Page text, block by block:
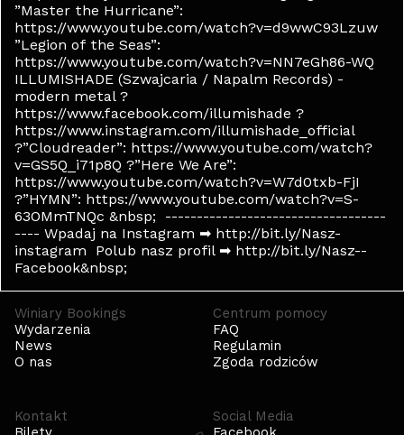
”Master the Hurricane”:
https://www.youtube.com/watch?v=d9wwC93Lzuw
”Legion of the Seas”:
https://www.youtube.com/watch?v=NN7eGh86-WQ
ILLUMISHADE (Szwajcaria / Napalm Records) -
modern metal ?
https://www.facebook.com/illumishade ?
https://www.instagram.com/illumishade_official
?”Cloudreader”: https://www.youtube.com/watch?
v=GS5Q_i71p8Q ?”Here We Are”:
https://www.youtube.com/watch?v=W7d0txb-FjI
?”HYMN”: https://www.youtube.com/watch?v=S-
63OMmTNQc &nbsp; -----------------------------------
---- Wpadaj na Instagram ➡ http://bit.ly/Nasz-
instagram Polub nasz profil ➡ http://bit.ly/Nasz--
Facebook&nbsp;
Winiary Bookings
Wydarzenia
News
O nas
Centrum pomocy
FAQ
Regulamin
Zgoda rodziców
Kontakt
Social Media